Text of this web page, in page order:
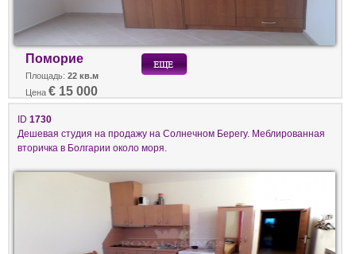
Поморие
Площадь: 22 кв.м
Цена € 15 000
ID 1730
Дешевая студия на продажу на Солнечном Берегу. Меблированная
вторичка в Болгарии около моря.